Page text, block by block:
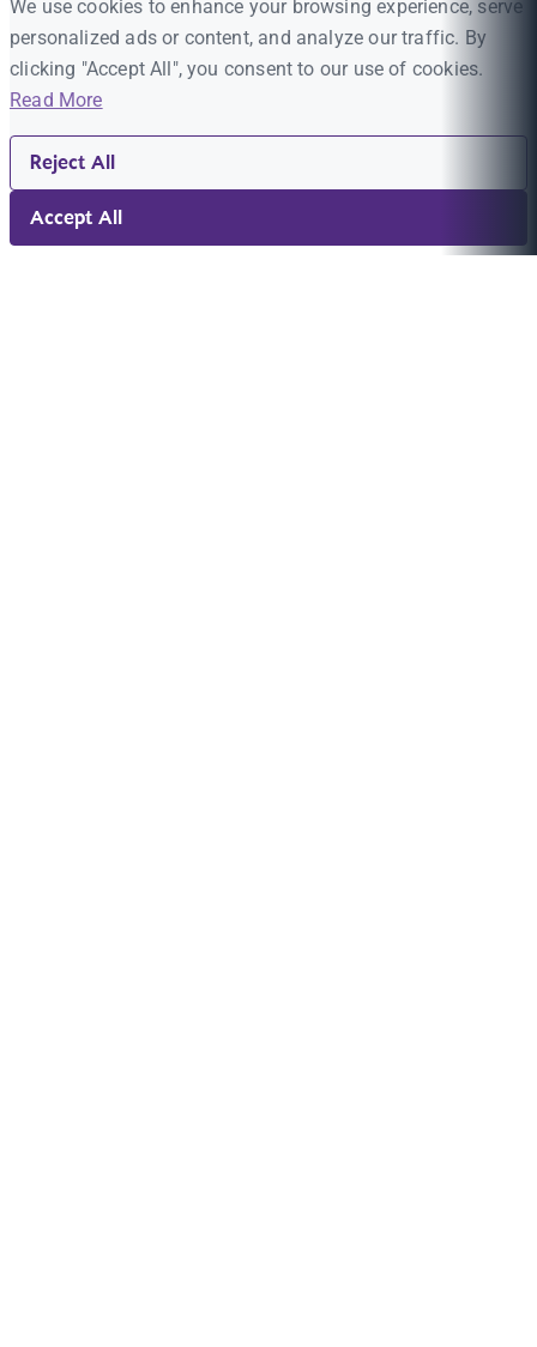
We use cookies to enhance your browsing experience, serve
personalized ads or content, and analyze our traffic. By
clicking "Accept All", you consent to our use of cookies.
Read More
Reject All
Accept All